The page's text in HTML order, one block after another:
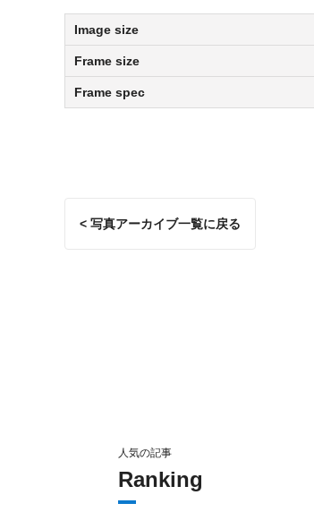
Image size
Frame size
Frame spec
< 写真アーカイブ一覧に戻る
人気の記事
Ranking